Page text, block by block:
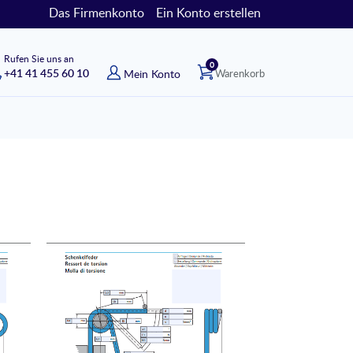
Das Firmenkonto Ein Konto erstellen
Rufen Sie uns an
+41 41 455 60 10 Mein Konto Warenkorb
0Artikel